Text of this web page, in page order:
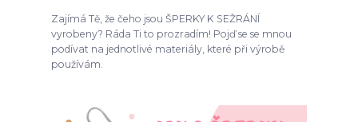
Zajímá Tě, že čeho jsou ŠPERKY K SEŽRÁNÍ
vyrobeny? Ráda Ti to prozradím! Pojď se se mnou
podívat na jednotlivé materiály, které při výrobě
používám.